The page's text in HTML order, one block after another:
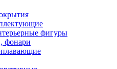
фигуры
фонари